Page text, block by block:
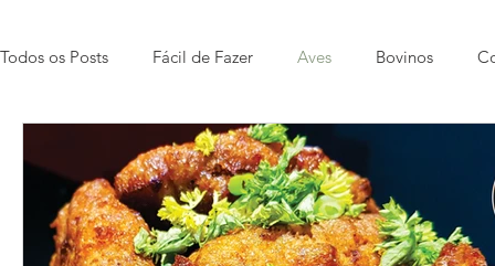
Todos os Posts Fácil de Fazer Aves Bovinos
Peixes e Frutos do Mar